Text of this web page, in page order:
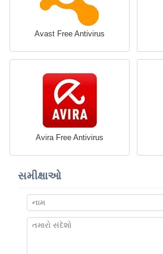
Avast Free Antivirus
Avira Free Antivirus
સમીક્ષાઓ